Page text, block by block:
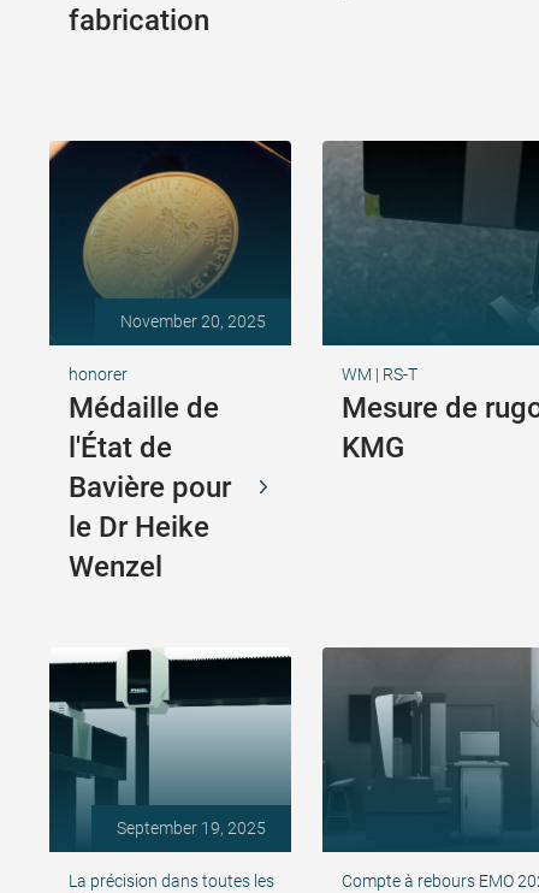
fabrication
November 20, 2025
honorer
Médaille de
l'État de
Bavière pour
le Dr Heike
Wenzel
WM | RS-T
Mesure de
KMG
September 19, 2025
La précision dans toutes les
Compte à rebours EMO